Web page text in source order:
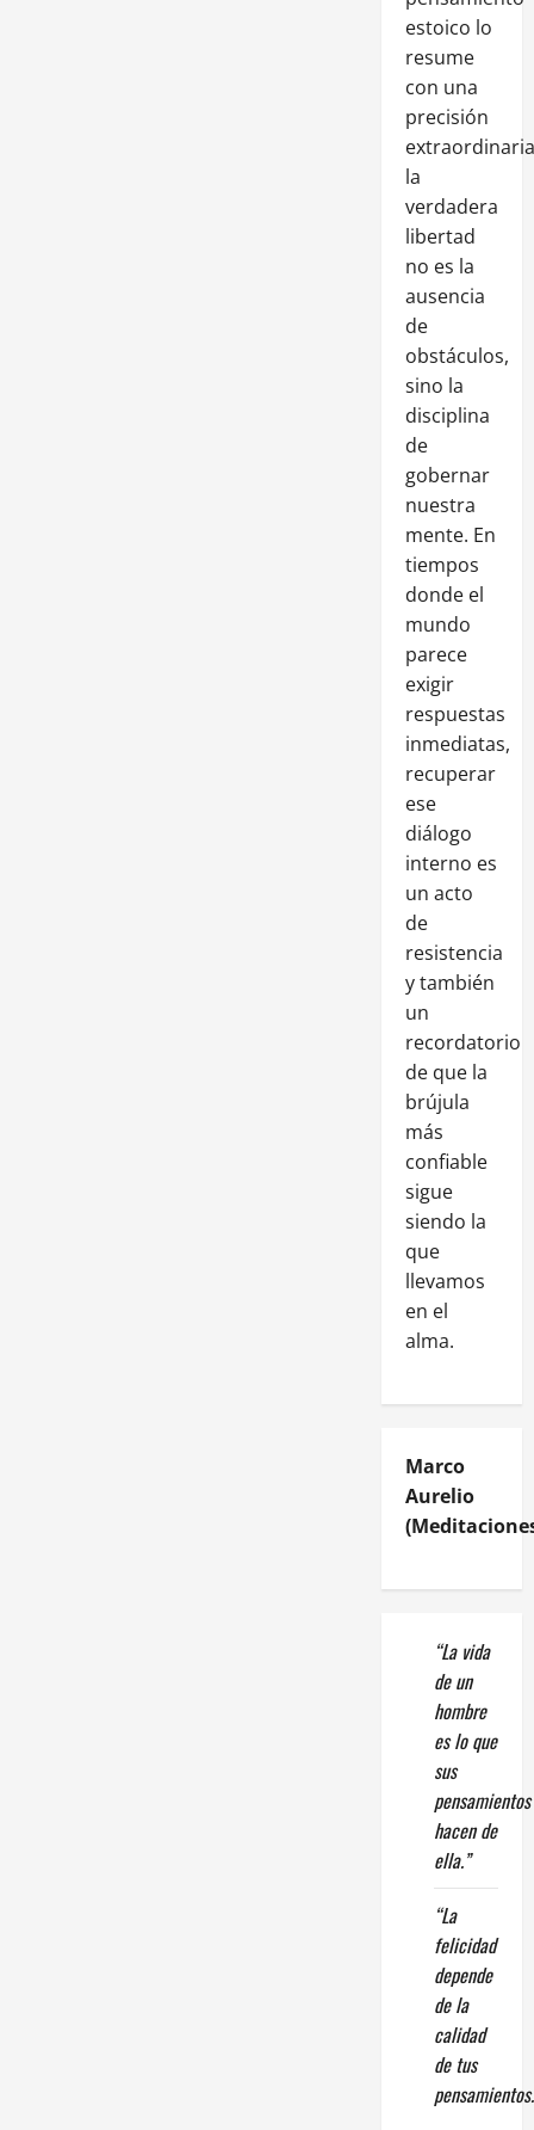
estoico lo
resume
con una
precisión
la
verdadera
libertad
no es la
ausencia
de
obstáculos,
sino la
disciplina
de
gobernar
nuestra
mente. En
tiempos
donde el
mundo
parece
exigir
respuestas
inmediatas,
recuperar
ese
diálogo
interno es
un acto
de
resistencia
y también
un
recordatorio
de que la
brújula
más
confiable
sigue
siendo la
que
llevamos
en el
alma.
Marco
Aurelio
“La vida
de un
hombre
es lo que
sus
pensamientos
hacen de
ella.”
“La
felicidad
depende
de la
calidad
de tus